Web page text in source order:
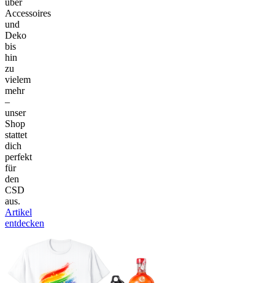
über
Accessoires
und
Deko
bis
hin
zu
vielem
mehr
–
unser
Shop
stattet
dich
perfekt
für
den
CSD
aus.
Artikel
entdecken